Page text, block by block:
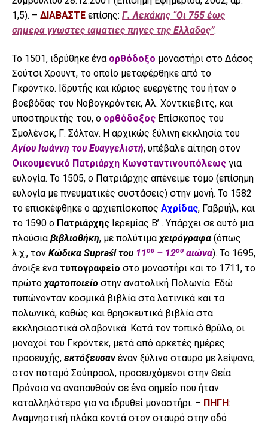
1,5). – ΔΙΑΒΑΣΤΕ επίσης: Γ. Λεκάκης “Οι 755 έως
σημερα γνωστες ιαματιες πηγες της Ελλαδος”.
Το 1501, ιδρύθηκε ένα ορθόδοξο μοναστήρι στο Δάσος
Σούτσι Χρουντ, το οποίο μεταφέρθηκε από το
Γκρόντκο. Ιδρυτής και κύριος ευεργέτης του ήταν ο
βοεβόδας του Νοβογκρόντεκ, Αλ. Χόντκιεβιτς, και
υποστηρικτής του, ο ορθόδοξος Επίσκοπος του
Σμολένσκ, Γ. Σόλταν. Η αρχικώς ξύλινη εκκλησία του
Αγίου Ιωάννη του Ευαγγελιστή, υπέβαλε αίτηση στον
Οικουμενικό Πατριάρχη Κωνσταντινουπόλεως για
ευλογία. Το 1505, ο Πατριάρχης απένειμε τόμο (επίσημη
ευλογία με πνευματικές συστάσεις) στην μονή. Το 1582
το επισκέφθηκε ο αρχιεπίσκοπος Αχρίδας, Γαβριήλ, και
το 1590 ο Πατριάρχης Ιερεμίας Β’ . Υπάρχει σε αυτό μια
πλούσια βιβλιοθήκη, με πολύτιμα χειρόγραφα (όπως
λ.χ., τον Κώδικα Supraśl του 11ου – 12ου αιώνα). Το 1695,
άνοιξε ένα τυπογραφείο στο μοναστήρι και το 1711, το
πρώτο χαρτοποιείο στην ανατολική Πολωνία. Εδώ
τυπώνονταν κοσμικά βιβλία στα λατινικά και τα
πολωνικά, καθώς και θρησκευτικά βιβλία στα
εκκλησιαστικά σλαβονικά. Κατά τον τοπικό θρύλο, οι
μοναχοί του Γκρόντεκ, μετά από αρκετές ημέρες
προσευχής, εκτόξευσαν έναν ξύλινο σταυρό με λείψανα,
στον ποταμό Σούπρασλ, προσευχόμενοι στην Θεία
Πρόνοια να αναπαυθούν σε ένα σημείο που ήταν
καταλληλότερο για να ιδρυθεί μοναστήρι. – ΠΗΓΗ:
Αναμνηστική πλάκα κοντά στον σταυρό στην οδό